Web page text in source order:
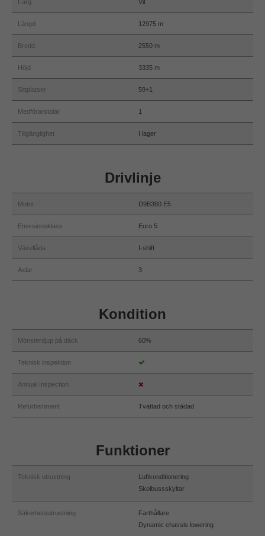
Färg Vit
Längd 12975 m
Bredd 2550 m
Höjd 3335 m
Sittplatser 59+1
Medförarstolar 1
Tillgänglighet I lager
Drivlinje
Motor D9B380 E5
Emissionsklass Euro 5
Växellåda I-shift
Axlar 3
Kondition
Mönsterdjup på däck 60%
Teknisk inspektion
Annual Inspection
Refurbishment Tvättad och städad
Funktioner
Teknisk utrustning
Luftkonditionering
Skolbussskyltar
Säkerhetsutrustning
Farthållare
Dynamic chassis lowering